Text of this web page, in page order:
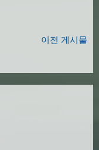
이전 게시물